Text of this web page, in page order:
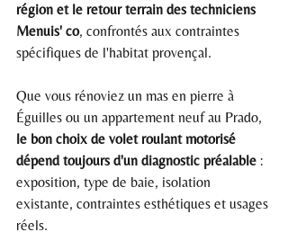
région et le retour terrain des techniciens
Menuis' co, confrontés aux contraintes
spécifiques de l'habitat provençal.
Que vous rénoviez un mas en pierre à
Éguilles ou un appartement neuf au Prado,
le bon choix de volet roulant motorisé
dépend toujours d'un diagnostic préalable :
exposition, type de baie, isolation
existante, contraintes esthétiques et usages
réels.